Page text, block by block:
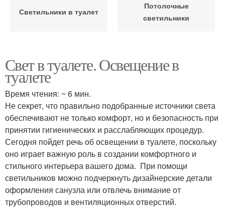
Светильники в туалет
Потолочные
светильники
Свет в туалете. Освещение в
туалете
Время чтения: ~ 6 мин.
Не секрет, что правильно подобранные источники света
обеспечивают не только комфорт, но и безопасность при
принятии гигиенических и расслабляющих процедур.
Сегодня пойдет речь об освещении в туалете, поскольку
оно играет важную роль в создании комфортного и
стильного интерьера вашего дома. При помощи
светильников можно подчеркнуть дизайнерские детали
оформления санузла или отвлечь внимание от
трубопроводов и вентиляционных отверстий.